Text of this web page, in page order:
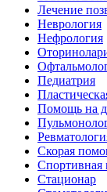
Лечение
Неврология
Нефрология
Педиатрия
Помощь на
Скорая
Спортивная
Стационар